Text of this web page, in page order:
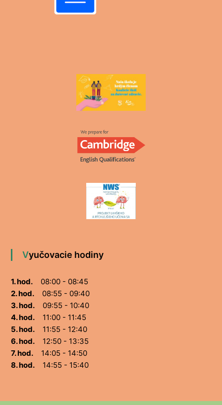
Vyučovacie hodiny
1. hod.08:00 - 08:45
2. hod.08:55 - 09:40
3. hod.09:55 - 10:40
4. hod.11:00 - 11:45
5. hod.11:55 - 12:40
6. hod.12:50 - 13:35
7. hod.14:05 - 14:50
8. hod.14:55 - 15:40